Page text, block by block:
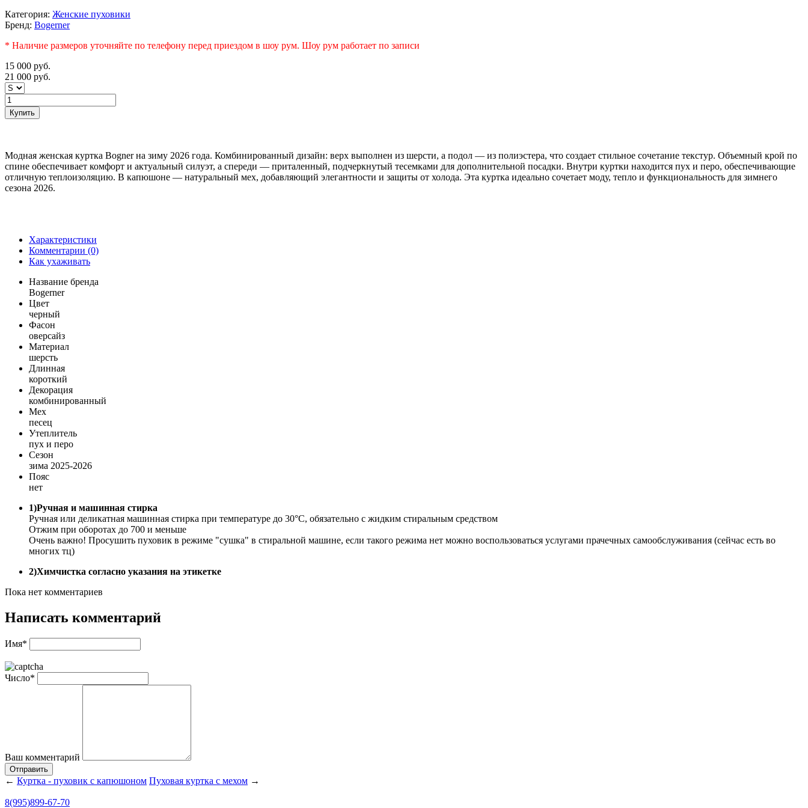
Категория: Женские пуховики
Бренд: Bogerner
* Наличие размеров уточняйте по телефону перед приездом в шоу рум. Шоу рум работает по записи
15 000 руб.
21 000 руб.
Купить
Модная женская куртка Bogner на зиму 2026 года. Комбинированный дизайн: верх выполнен из шерсти, а подол — из полиэстера, что создает стильное сочетание текстур. Объемный крой по
спине обеспечивает комфорт и актуальный силуэт, а спереди — приталенный, подчеркнутый тесемками для дополнительной посадки. Внутри куртки находится пух и перо, обеспечивающие
отличную теплоизоляцию. В капюшоне — натуральный мех, добавляющий элегантности и защиты от холода. Эта куртка идеально сочетает моду, тепло и функциональность для зимнего
сезона 2026.
Характеристики
Комментарии (0)
Как ухаживать
Название бренда
Bogerner
Цвет
черный
Фасон
оверсайз
Материал
шерсть
Длинная
короткий
Декорация
комбинированный
Мех
песец
Утеплитель
пух и перо
Сезон
зима 2025-2026
Пояс
нет
1)Ручная и машинная стирка
Ручная или деликатная машинная стирка при температуре до 30°С, обязательно с жидким стиральным средством
Отжим при оборотах до 700 и меньше
Очень важно! Просушить пуховик в режиме "сушка" в стиральной машине, если такого режима нет можно воспользоваться услугами прачечных самообслуживания (сейчас есть во
многих тц)
2)Химчистка согласно указания на этикетке
Пока нет комментариев
Написать комментарий
Имя*
Число*
Ваш комментарий
Отправить
← Куртка - пуховик с капюшоном Пуховая куртка с мехом →
8(995)899-67-70